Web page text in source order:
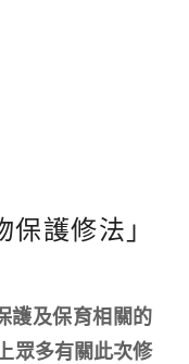
保護修法」
護及保育相關的
眾多有關此次修